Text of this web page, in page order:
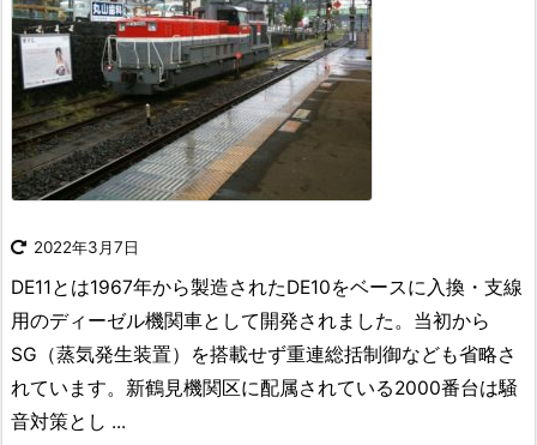
2022年3月7日
DE11とは1967年から製造されたDE10をベースに入換・支線
用のディーゼル機関車として開発されました。当初から
SG（蒸気発生装置）を搭載せず重連総括制御なども省略さ
れています。新鶴見機関区に配属されている2000番台は騒
音対策とし ...